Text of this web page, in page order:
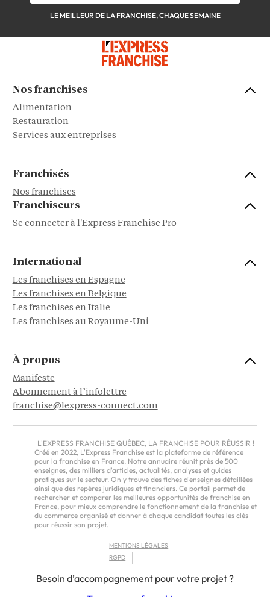
Besoin d’accompagnement pour votre projet ?
LE MEILLEUR DE LA FRANCHISE, CHAQUE SEMAINE
Nos franchises
Alimentation
Restauration
Services aux entreprises
Franchisés
Nos franchises
Franchiseurs
Se connecter à l'Express Franchise Pro
International
Les franchises en Espagne
Les franchises en Belgique
Les franchises en Italie
Les franchises au Royaume-Uni
À propos
Manifeste
Abonnement à l’infolettre
franchise@lexpress-connect.com
L'EXPRESS FRANCHISE QUÉBEC, LA FRANCHISE POUR RÉUSSIR !
Créé en 2022, L'Express Franchise est la plateforme de référence
pour la franchise en France. Notre annuaire réunit près de 500
enseignes, des milliers d'articles, actualités, analyses et guides
pratiques sur le secteur. On y trouve des fiches d'enseignes détaillées
ainsi que des repères juridiques et financiers. Ce portail permet de
rechercher et comparer les meilleures opportunités de franchise en
France, pour mieux comprendre le fonctionnement de la franchise et
du commerce organisé et donner à chaque candidat toutes les clés
pour réussir son projet.
MENTIONS LÉGALES
RGPD
FRANCHISORS TERMS – AMERICAS